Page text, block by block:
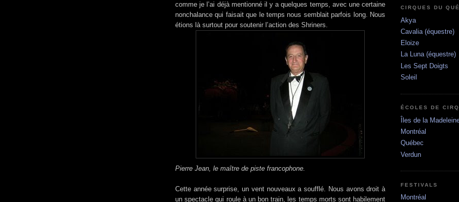
comme je l’ai déjà mentionné il y a quelques temps, avec une certaine
nonchalance qui faisait que le temps nous semblait parfois long. Nous
étions là surtout pour soutenir l’action des Shriners.
Pierre Jean, le maître de piste francophone.
Cette année surprise, un vent nouveaux a soufflé. Nous avons droit à
un spectacle qui roule à un bon train, les temps morts sont habilement
CIRQUES DU
Akya
Cavalia (équestre)
Eloize
La Luna (équestre)
Les Sept Doigts
Soleil
ÉCOLES DE
Îles de la
Montréal
Québec
Verdun
FESTIVALS
Montréal